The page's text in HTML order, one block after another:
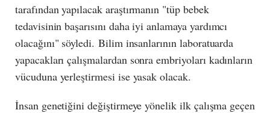
tarafından yapılacak araştırmanın "tüp bebek
tedavisinin başarısını daha iyi anlamaya yardımcı
olacağını" söyledi. Bilim insanlarının laboratuarda
yapacakları çalışmalardan sonra embriyoları kadınların
vücuduna yerleştirmesi ise yasak olacak.
İnsan genetiğini değiştirmeye yönelik ilk çalışma geçen